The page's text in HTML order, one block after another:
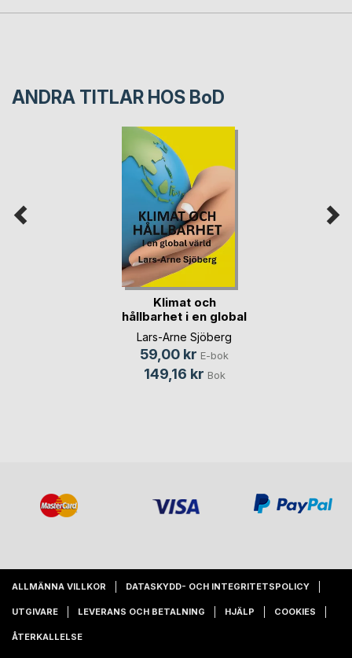
ANDRA TITLAR HOS BoD
Klimat och
hållbarhet i en global
(...)
Lars-Arne Sjöberg
59,00 kr E-bok
149,16 kr Bok
ALLMÄNNA VILLKOR DATASKYDD- OCH INTEGRITETSPOLICY
UTGIVARE LEVERANS OCH BETALNING HJÄLP COOKIES
ÅTERKALLELSE